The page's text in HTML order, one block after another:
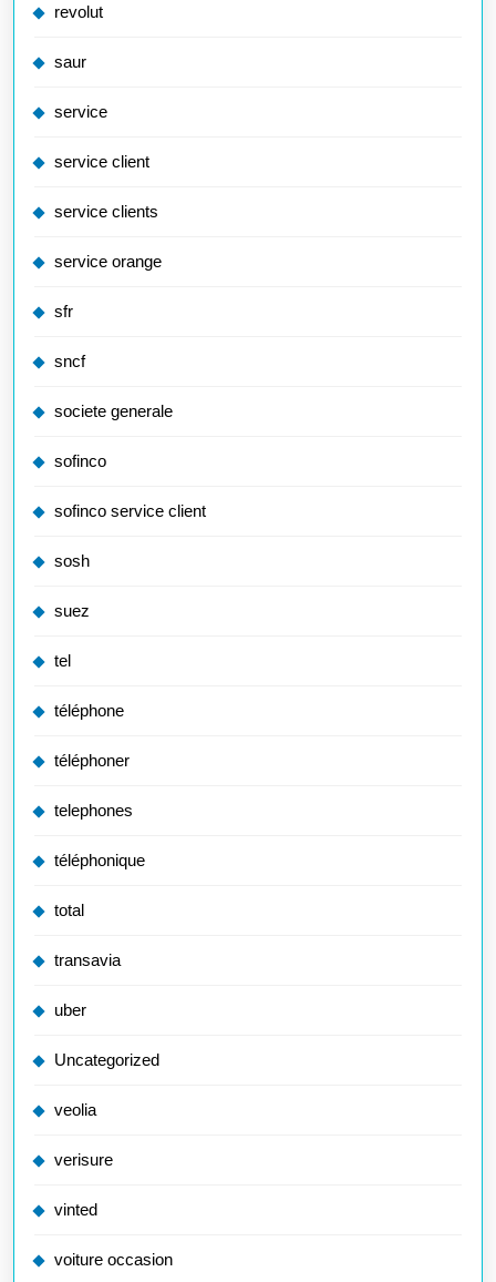
revolut
saur
service
service client
service clients
service orange
sfr
sncf
societe generale
sofinco
sofinco service client
sosh
suez
tel
téléphone
téléphoner
telephones
téléphonique
total
transavia
uber
Uncategorized
veolia
verisure
vinted
voiture occasion